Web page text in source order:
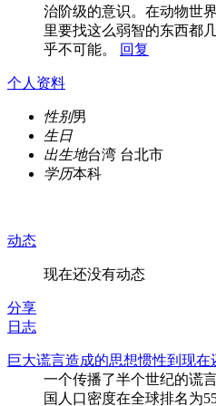
治阶级的意识。在动物世界
里要找这么弱智的东西都
乎不可能。
回复
个人资料
性别男
生日
出生地台湾 台北市
学历本科
动态
现在还没有动态
分享
日志
巨大谎言造成的思想惯性到现在
一个传播了半个世纪的谎
国人口密度在全球排名为